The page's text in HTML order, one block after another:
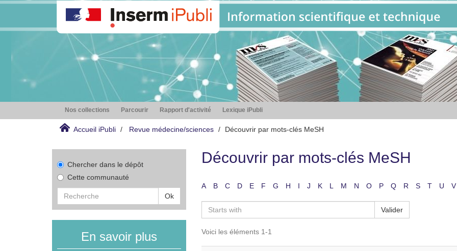
Nos collections Parcourir Rapport d'activité Lexique iPubli
Accueil iPubli Revue médecine/sciences Découvrir par mots-clés MeSH
Chercher dans le dépôt
Cette communauté
Ok
En savoir plus
Découvrir par mots-clés MeSH
A B C D E F G H I J K L M N O P Q R S T U V
Valider
Voici les éléments 1-1